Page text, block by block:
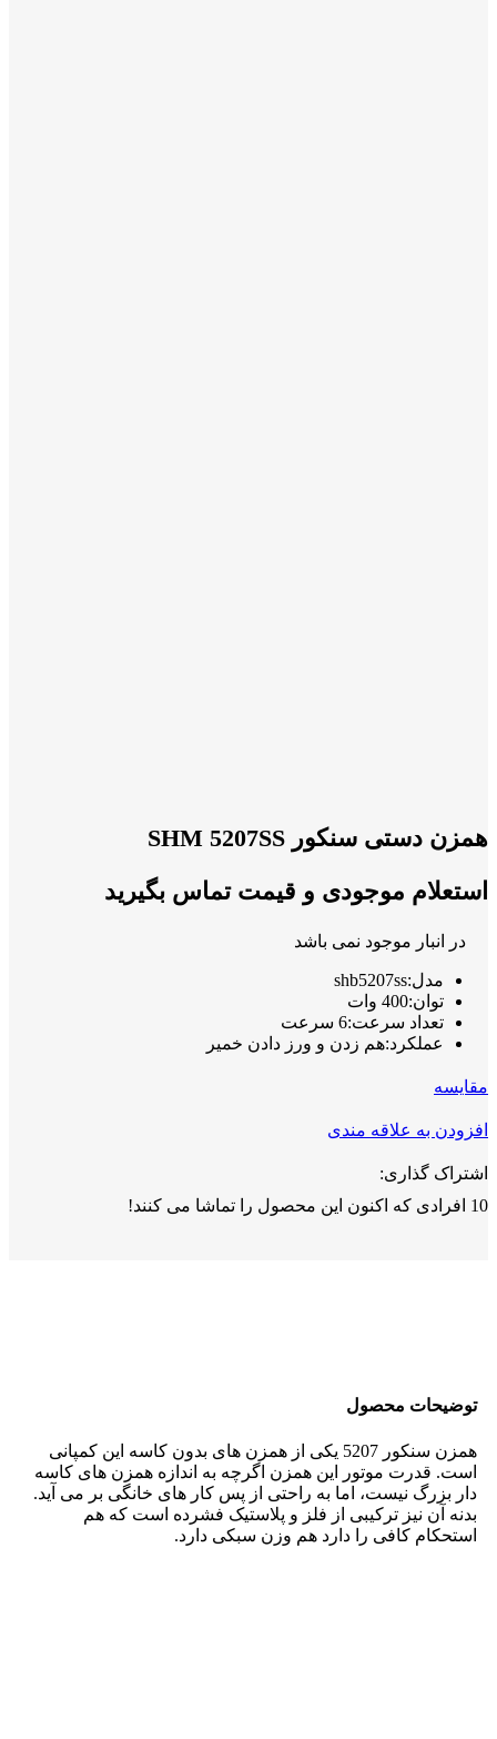
همزن دستی سنکور SHM 5207SS
استعلام موجودی و قیمت تماس بگیرید
در انبار موجود نمی باشد
مدل:shb5207ss
توان:400 وات
تعداد سرعت:6 سرعت
عملکرد:هم زدن و ورز دادن خمیر
مقايسه
افزودن به علاقه مندی
اشتراک گذاری:
10 افرادی که اکنون این محصول را تماشا می کنند!
توضیحات محصول
همزن سنکور 5207 یکی از همزن های بدون کاسه این کمپانی
است. قدرت موتور این همزن اگرچه به اندازه همزن های کاسه
دار بزرگ نیست، اما به راحتی از پس کار های خانگی بر می آید.
بدنه آن نیز ترکیبی از فلز و پلاستیک فشرده است که هم
استحکام کافی را دارد هم وزن سبکی دارد.